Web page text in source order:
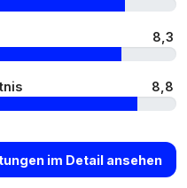
8,3
8,8
im Detail ansehen